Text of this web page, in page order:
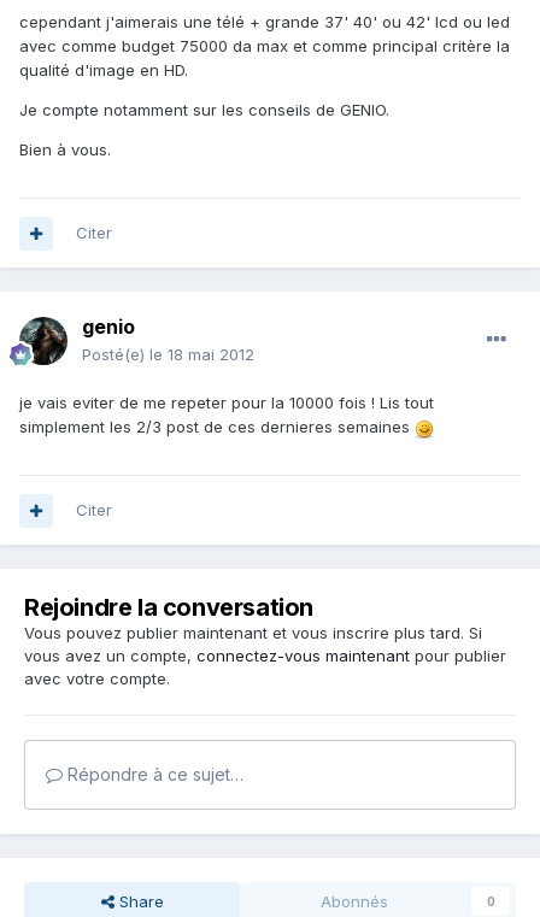
cependant j'aimerais une télé + grande 37' 40' ou 42' lcd ou led
avec comme budget 75000 da max et comme principal critère la
qualité d'image en HD.
Je compte notamment sur les conseils de GENIO.
Bien à vous.
Citer
genio
Posté(e) le 18 mai 2012
je vais eviter de me repeter pour la 10000 fois ! Lis tout
simplement les 2/3 post de ces dernieres semaines
Citer
Rejoindre la conversation
Vous pouvez publier maintenant et vous inscrire plus tard. Si
vous avez un compte, connectez-vous maintenant pour publier
avec votre compte.
Répondre à ce sujet…
Share Abonnés 0